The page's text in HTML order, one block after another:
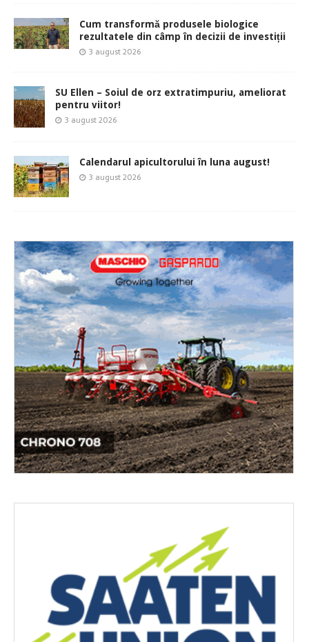
Cum transformă produsele biologice
rezultatele din câmp în decizii de investiții
3 august 2026
SU Ellen – Soiul de orz extratimpuriu, ameliorat
pentru viitor!
3 august 2026
Calendarul apicultorului în luna august!
3 august 2026